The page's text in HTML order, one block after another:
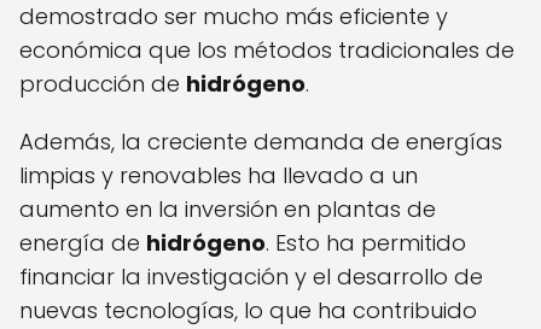
demostrado ser mucho más eficiente y
económica que los métodos tradicionales de
producción de hidrógeno.
Además, la creciente demanda de energías
limpias y renovables ha llevado a un
aumento en la inversión en plantas de
energía de hidrógeno. Esto ha permitido
financiar la investigación y el desarrollo de
nuevas tecnologías, lo que ha contribuido